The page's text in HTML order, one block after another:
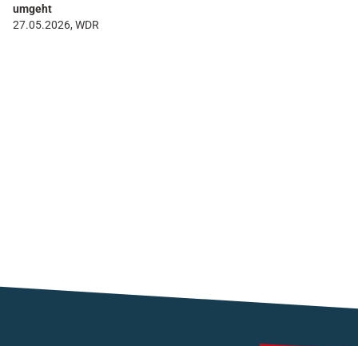
umgeht
27.05.2026, WDR